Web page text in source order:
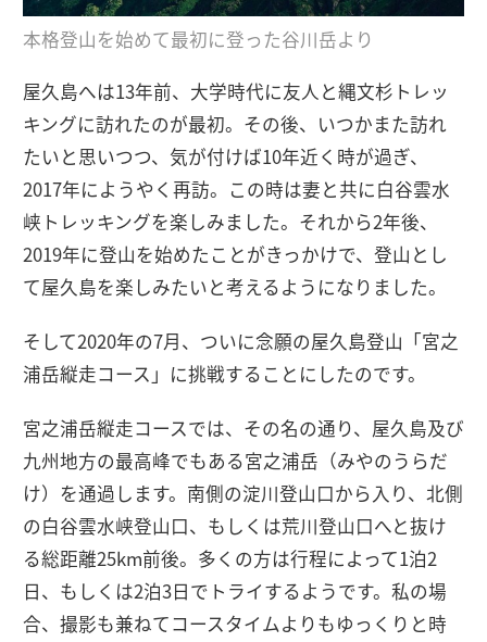
本格登山を始めて最初に登った谷川岳より
屋久島へは13年前、大学時代に友人と縄文杉トレッ
キングに訪れたのが最初。その後、いつかまた訪れ
たいと思いつつ、気が付けば10年近く時が過ぎ、
2017年にようやく再訪。この時は妻と共に白谷雲水
峡トレッキングを楽しみました。それから2年後、
2019年に登山を始めたことがきっかけで、登山とし
て屋久島を楽しみたいと考えるようになりました。
そして2020年の7月、ついに念願の屋久島登山「宮之
浦岳縦走コース」に挑戦することにしたのです。
宮之浦岳縦走コースでは、その名の通り、屋久島及び
九州地方の最高峰でもある宮之浦岳（みやのうらだ
け）を通過します。南側の淀川登山口から入り、北側
の白谷雲水峡登山口、もしくは荒川登山口へと抜け
る総距離25km前後。多くの方は行程によって1泊2
日、もしくは2泊3日でトライするようです。私の場
合、撮影も兼ねてコースタイムよりもゆっくりと時